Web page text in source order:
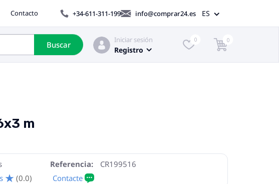
Contacto +34-611-311-199 info@comprar24.es ES
Buscar
Iniciar sesión
Registro
0 0
m
Referencia:
CR199516
(0.0)